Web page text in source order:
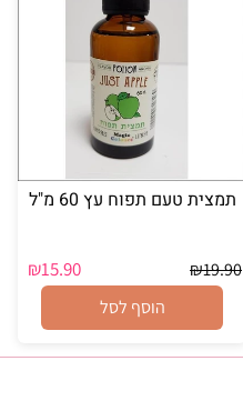
תמצית טעם תפוח עץ 60 מ"ל
₪19.90
₪15.90
הוסף לסל